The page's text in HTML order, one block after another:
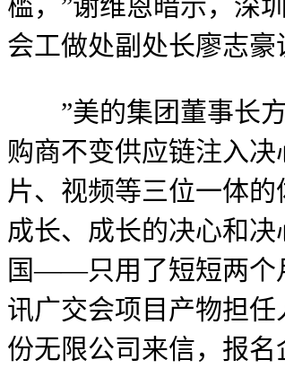
会工做处副处长廖志豪
”美的集团董事长方
购商不变供应链注入
片、视频等三位一体
成长、成长的决心和
国——只用了短短两个
讯广交会项目产物担
份无限公司来信，报名